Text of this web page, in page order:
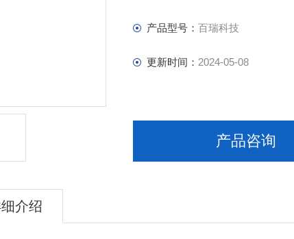
产品型号： 百瑞科技
更新时间： 2024-05-08
产品咨询
介绍